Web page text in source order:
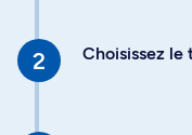
Choisissez le